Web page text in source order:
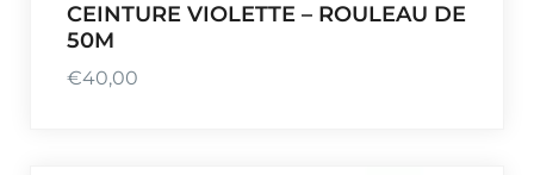
CEINTURE VIOLETTE – ROULEAU DE
50M
€40,00